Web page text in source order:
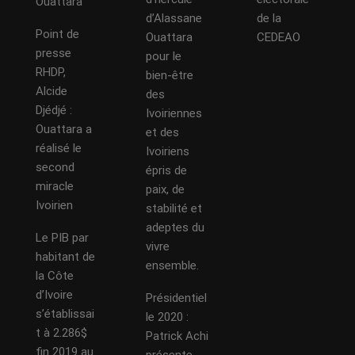
Point de
presse
RHDP,
Alcide
Djédjé :
Ouattara a
réalisé le
second
miracle
Ivoirien
Le PIB par
habitant de
la Côte
d’Ivoire
s’établissai
t à 2.286$
fin 2019 au
d’Alassane
Ouattara
pour le
bien-être
des
Ivoiriennes
et des
Ivoiriens
épris de
paix, de
stabilité et
adeptes du
vivre
ensemble.
Présidentiel
le 2020 :
Patrick Achi
de la
CEDEAO